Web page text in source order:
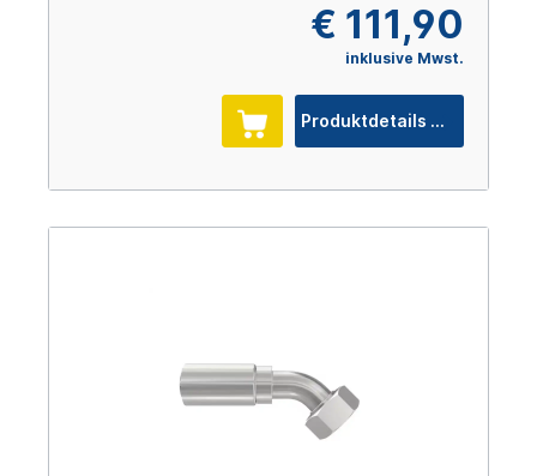
€ 111,90
inklusive Mwst.
Produktdetails